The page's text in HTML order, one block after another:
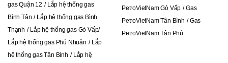
gas Quận 12
Lắp hệ thống gas
Bình Tân
Lắp hệ thống gas Bình
Thạnh
Lắp hệ thống gas Gò Vấp
Lắp hệ thống gas Phú Nhuận
Lắp
hệ thống gas Tân Bình
Lắp hệ
PetroVietNam Gò Vấp
Gas
PetroVietNam Tân Bình
Gas
PetroVietNam Tân Phú